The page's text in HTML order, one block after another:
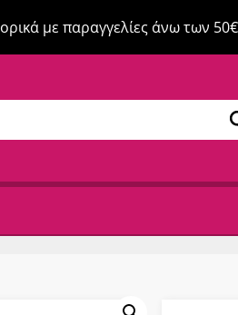
με παραγγελίες άνω των 50€